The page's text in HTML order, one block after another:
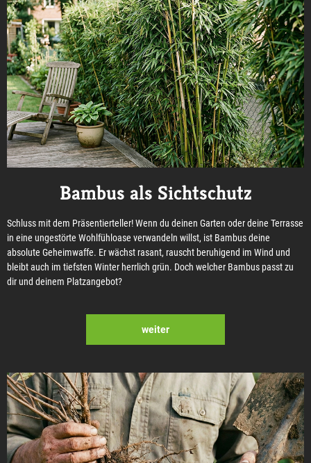
Bambus als Sichtschutz
Schluss mit dem Präsentierteller! Wenn du deinen Garten oder deine Terrasse
in eine ungestörte Wohlfühloase verwandeln willst, ist Bambus deine
absolute Geheimwaffe. Er wächst rasant, rauscht beruhigend im Wind und
bleibt auch im tiefsten Winter herrlich grün. Doch welcher Bambus passt zu
dir und deinem Platzangebot?
weiter